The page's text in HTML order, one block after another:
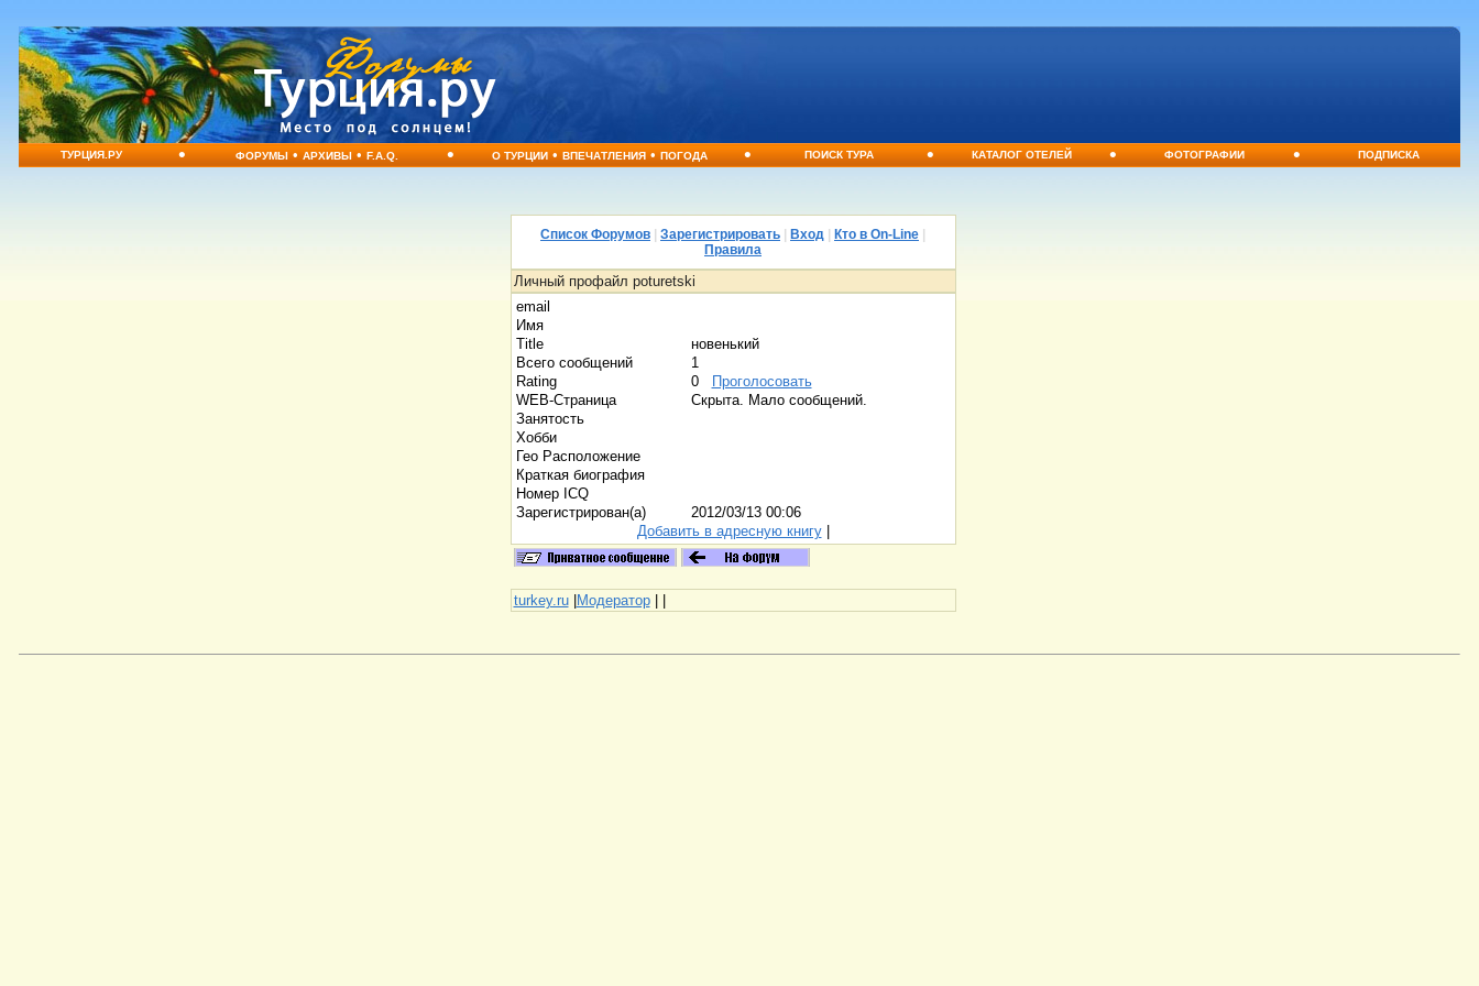
ТУРЦИЯ.РУ • ФОРУМЫ•АРХИВЫ•F.A.Q. • О ТУРЦИИ•ВПЕЧАТЛЕНИЯ•ПОГОДА • ПОИСК ТУРА • КАТАЛОГ ОТЕЛЕЙ • ФОТОГРАФИИ • ПОДПИСКА
Список Форумов Зарегистрировать Вход Кто в On-Line
Правила
Личный профайл poturetski
email
Имя
Title
новенький
Всего сообщений
1
Rating
0
Проголосовать
WEB-Страница
Скрыта. Мало сообщений.
Занятость
Хобби
Гео Расположение
Краткая биография
Номер ICQ
Зарегистрирован(а)
2012/03/13 00:06
Добавить в адресную книгу|
turkey.ru|Модератор| |